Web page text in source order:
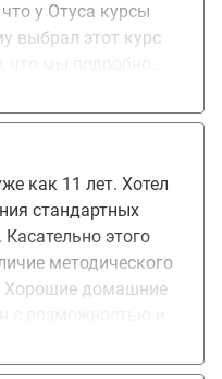
у Отуса курсы
выбрал этот курс
домашки.
Получил базовые
понимание
связанных с
как 11 лет. Хотел
стандартных
этого
методического
Хорошие домашние
Буду его изучать.